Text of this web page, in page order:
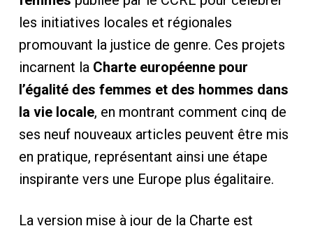
les initiatives locales et régionales
promouvant la justice de genre. Ces projets
incarnent la Charte européenne pour
l’égalité des femmes et des hommes dans
la vie locale, en montrant comment cinq de
ses neuf nouveaux articles peuvent être mis
en pratique, représentant ainsi une étape
inspirante vers une Europe plus égalitaire.
La version mise à jour de la Charte est